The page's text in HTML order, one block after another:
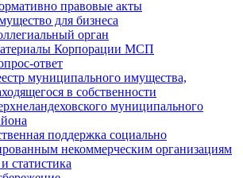
правовые акты
для бизнеса
орган
Корпорации МСП
ответ
муниципального имущества,
в собственности
муниципального
поддержка социально
некоммерческим организациям
статистика